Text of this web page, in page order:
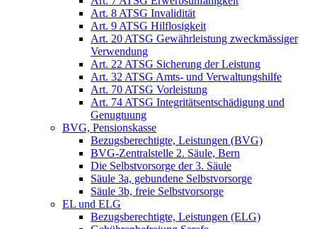
Art. 8 ATSG Invalidität
Art. 9 ATSG Hilflosigkeit
Art. 20 ATSG Gewährleistung zweckmässiger
Verwendung
Art. 22 ATSG Sicherung der Leistung
Art. 32 ATSG Amts- und Verwaltungshilfe
Art. 70 ATSG Vorleistung
Art. 74 ATSG Integritätsentschädigung und
Genugtuung
BVG, Pensionskasse
Bezugsberechtigte, Leistungen (BVG)
BVG-Zentralstelle 2. Säule, Bern
Die Selbstvorsorge der 3. Säule
Säule 3a, gebundene Selbstvorsorge
Säule 3b, freie Selbstvorsorge
EL und ELG
Bezugsberechtigte, Leistungen (ELG)